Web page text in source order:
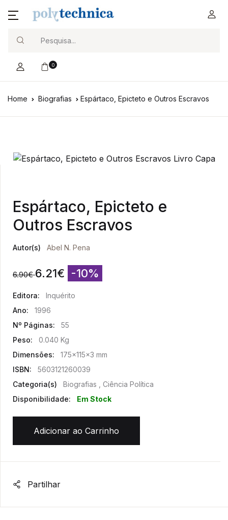
0
Home Biografias Espártaco, Epicteto e Outros Escravos
Espártaco, Epicteto e
Outros Escravos
Autor(s) Abel N. Pena
6.90€ 6.21€ -10%
Editora:
Inquérito
Ano:
1996
Nº Páginas:
55
Peso:
0.040 Kg
Dimensões:
175x115x3 mm
ISBN:
5603121260039
Categoria(s)
Biografias , Ciência Política
Disponibilidade:
Em Stock
Adicionar ao Carrinho
Partilhar